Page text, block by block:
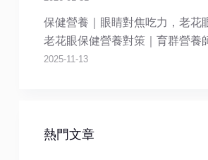
保健營養｜眼睛對焦吃力，老花
老花眼保健營養對策｜育群營養
2025-11-13
熱門文章